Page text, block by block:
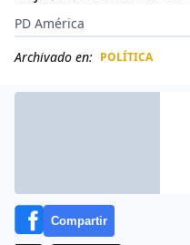
PD América
Archivado en: POLÍTICA
Compartir